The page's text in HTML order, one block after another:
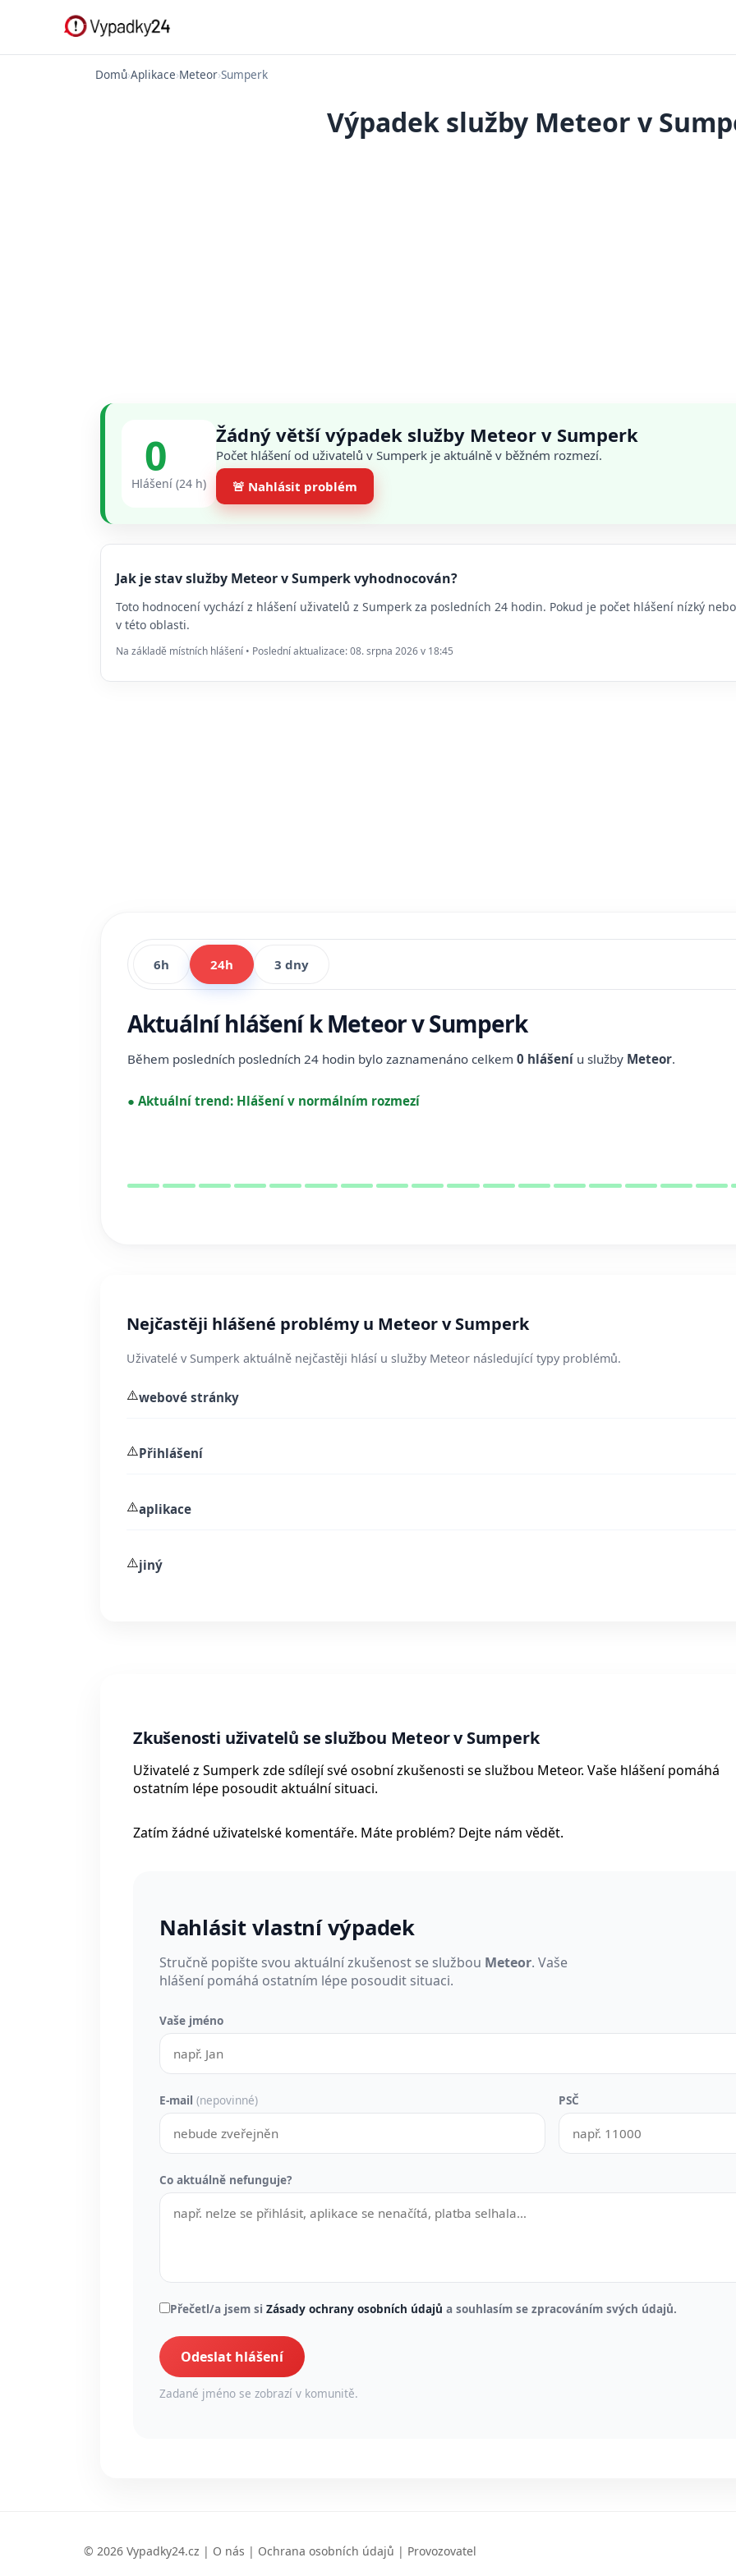
Domů›Aplikace›Meteor›Sumperk
Výpadek služby Meteor v
0
Hlášení (24 h)
Žádný větší výpadek služby Meteor v Sumperk
Počet hlášení od uživatelů v Sumperk je aktuálně v běžném rozmezí.
🚨 Nahlásit problém
Jak je stav služby Meteor v Sumperk vyhodnocován?
Toto hodnocení vychází z hlášení uživatelů z Sumperk za posledních 24 hodin. Pokud je počet hlášení nízký
v této oblasti.
Na základě místních hlášení • Poslední aktualizace: 08. srpna 2026 v 18:45
6h 24h 3 dny
Aktuální hlášení k Meteor v Sumperk
Během posledních posledních 24 hodin bylo zaznamenáno celkem 0 hlášení u služby Meteor.
● Aktuální trend: Hlášení v normálním rozmezí
Nejčastěji hlášené problémy u Meteor v Sumperk
Uživatelé v Sumperk aktuálně nejčastěji hlásí u služby Meteor následující typy problémů.
⚠️webové stránky
⚠️Přihlášení
⚠️aplikace
⚠️jiný
Zkušenosti uživatelů se službou Meteor v Sumperk
Uživatelé z Sumperk zde sdílejí své osobní zkušenosti se službou Meteor. Vaše hlášení pomáhá
ostatním lépe posoudit aktuální situaci.
Zatím žádné uživatelské komentáře. Máte problém? Dejte nám vědět.
Nahlásit vlastní výpadek
Stručně popište svou aktuální zkušenost se službou Meteor. Vaše
hlášení pomáhá ostatním lépe posoudit situaci.
Vaše jméno
E-mail (nepovinné) PSČ
Co aktuálně nefunguje?
Přečetl/a jsem si Zásady ochrany osobních údajů a souhlasím se zpracováním svých údajů.
Odeslat hlášení
Zadané jméno se zobrazí v komunitě.
© 2026 Vypadky24.cz | O nás | Ochrana osobních údajů | Provozovatel